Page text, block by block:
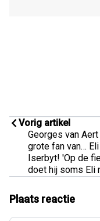
Vorig artikel
Georges van
grote fan van… Eli
Iserbyt! 'Op de
doet hij soms Eli
Plaats reactie